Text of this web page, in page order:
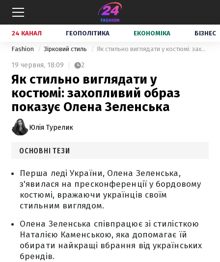
24 КАНАЛ ГЕОПОЛІТИКА ЕКОНОМІКА БІЗНЕС
Fashion Зірковий стиль Як стильно виглядати у костюмі: захопливий образ показує Олена Зеленська
19 червня, 18:09 2
Як стильно виглядати у
костюмі: захопливий образ
показує Олена Зеленська
Юлія Турелик
ОСНОВНІ ТЕЗИ
Перша леді України, Олена Зеленська,
з'явилася на пресконференції у бордовому
костюмі, вражаючи українців своїм
стильним виглядом.
Олена Зеленська співпрацює зі стилісткою
Наталією Каменською, яка допомагає їй
обирати найкращі вбрання від українських
брендів.